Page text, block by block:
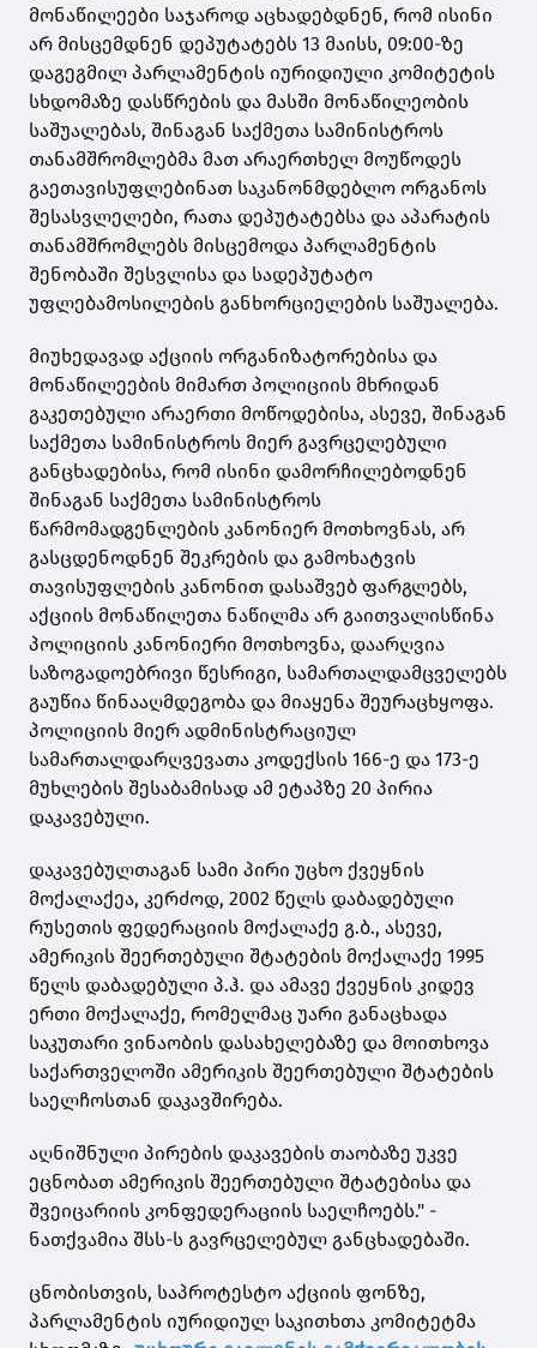
მონაწილეები საჯაროდ აცხადებდნენ, რომ ისინი
არ მისცემდნენ დეპუტატებს 13 მაისს, 09:00-ზე
დაგეგმილ პარლამენტის იურიდიული კომიტეტის
სხდომაზე დასწრების და მასში მონაწილეობის
საშუალებას, შინაგან საქმეთა სამინისტროს
თანამშრომლებმა მათ არაერთხელ მოუწოდეს
გაეთავისუფლებინათ საკანონმდებლო ორგანოს
შესასვლელები, რათა დეპუტატებსა და აპარატის
თანამშრომლებს მისცემოდა პარლამენტის
შენობაში შესვლისა და სადეპუტატო
უფლებამოსილების განხორციელების საშუალება.
მიუხედავად აქციის ორგანიზატორებისა და
მონაწილეების მიმართ პოლიციის მხრიდან
გაკეთებული არაერთი მოწოდებისა, ასევე, შინაგან
საქმეთა სამინისტროს მიერ გავრცელებული
განცხადებისა, რომ ისინი დამორჩილებოდნენ
შინაგან საქმეთა სამინისტროს
წარმომადგენლების კანონიერ მოთხოვნას, არ
გასცდენოდნენ შეკრების და გამოხატვის
თავისუფლების კანონით დასაშვებ ფარგლებს,
აქციის მონაწილეთა ნაწილმა არ გაითვალისწინა
პოლიციის კანონიერი მოთხოვნა, დაარღვია
საზოგადოებრივი წესრიგი, სამართალდამცველებს
გაუწია წინააღმდეგობა და მიაყენა შეურაცხყოფა.
პოლიციის მიერ ადმინისტრაციულ
სამართალდარღვევათა კოდექსის 166-ე და 173-ე
მუხლების შესაბამისად ამ ეტაპზე 20 პირია
დაკავებული.
დაკავებულთაგან სამი პირი უცხო ქვეყნის
მოქალაქეა, კერძოდ, 2002 წელს დაბადებული
რუსეთის ფედერაციის მოქალაქე გ.ბ., ასევე,
ამერიკის შეერთებული შტატების მოქალაქე 1995
წელს დაბადებული პ.ჰ. და ამავე ქვეყნის კიდევ
ერთი მოქალაქე, რომელმაც უარი განაცხადა
საკუთარი ვინაობის დასახელებაზე და მოითხოვა
საქართველოში ამერიკის შეერთებული შტატების
საელჩოსთან დაკავშირება.
აღნიშნული პირების დაკავების თაობაზე უკვე
ეცნობათ ამერიკის შეერთებული შტატებისა და
შვეიცარიის კონფედერაციის საელჩოებს." -
ნათქვამია შსს-ს გავრცელებულ განცხადებაში.
ცნობისთვის, საპროტესტო აქციის ფონზე,
პარლამენტის იურიდიულ საკითხთა კომიტეტმა